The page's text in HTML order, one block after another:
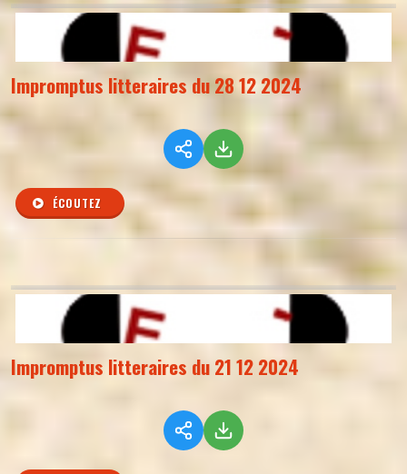
Impromptus litteraires du 28 12 2024
ÉCOUTEZ
Impromptus litteraires du 21 12 2024